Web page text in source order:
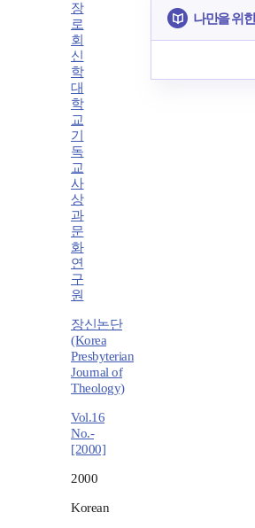
장
로
회
신
학
대
학
교
기
독
교
사
상
과
문
화
연
구
원
장신논단
(Korea
Presbyterian
Journal of
Theology)
Vol.16
No.-
[2000]
2000
Korean
나만을 위